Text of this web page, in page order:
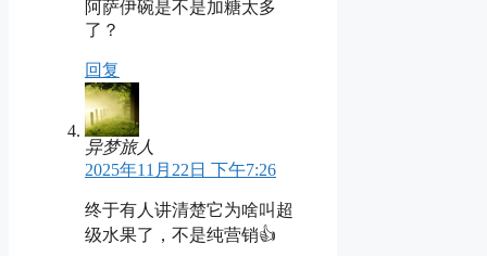
阿萨伊碗是不是加糖太多
了？
回复
异梦旅人
2025年11月22日 下午7:26
终于有人讲清楚它为啥叫超
级水果了，不是纯营销👍